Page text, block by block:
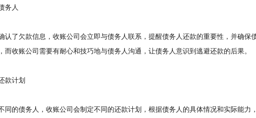
人
了欠款信息，收账公司会立即与债务人联系，提醒债务人还款的重要性，并确保
而收账公司需要有耐心和技巧地与债务人沟通，让债务人意识到逃避还款的后果。
计划
的债务人，收账公司会制定不同的还款计划，根据债务人的具体情况和实际能力